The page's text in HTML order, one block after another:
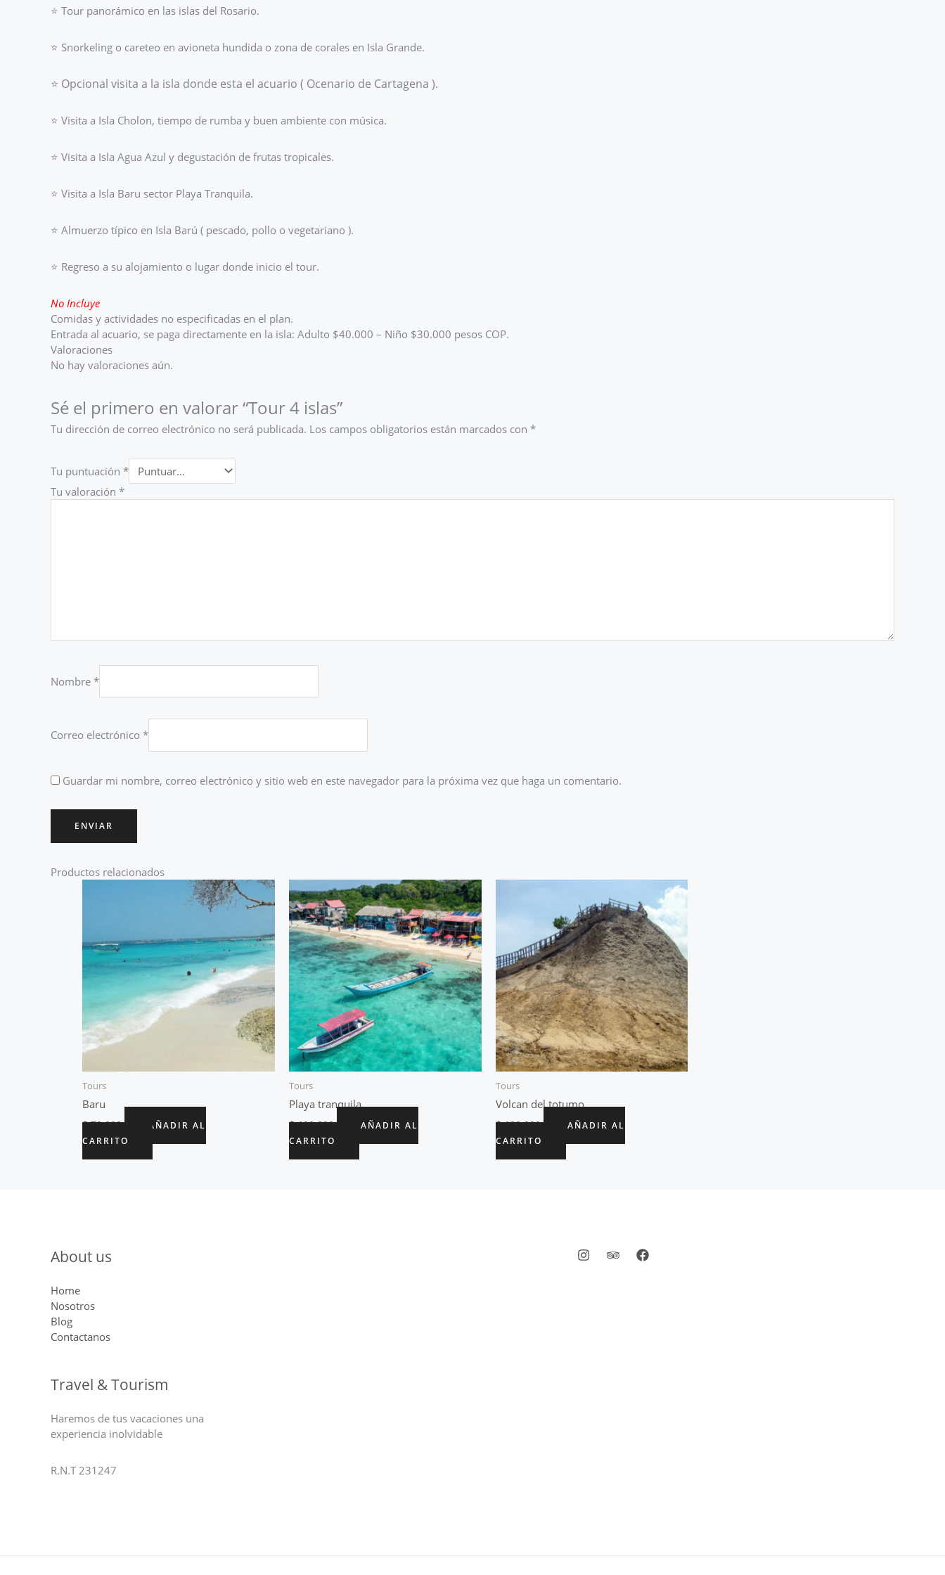
⭐ Tour panorámico en las islas del Rosario.
⭐ Snorkeling o careteo en avioneta hundida o zona de corales en Isla Grande.
⭐ Opcional visita a la isla donde esta el acuario ( Ocenario de Cartagena ).
⭐ Visita a Isla Cholon, tiempo de rumba y buen ambiente con música.
⭐ Visita a Isla Agua Azul y degustación de frutas tropicales.
⭐ Visita a Isla Baru sector Playa Tranquila.
⭐ Almuerzo típico en Isla Barú ( pescado, pollo o vegetariano ).
⭐ Regreso a su alojamiento o lugar donde inicio el tour.
No Incluye
Comidas y actividades no especificadas en el plan.
Entrada al acuario, se paga directamente en la isla: Adulto $40.000 – Niño $30.000 pesos COP.
Valoraciones
No hay valoraciones aún.
Sé el primero en valorar “Tour 4 islas”
Tu dirección de correo electrónico no será publicada. Los campos obligatorios están marcados con *
Tu puntuación *
Tu valoración *
Nombre *
Correo electrónico *
Guardar mi nombre, correo electrónico y sitio web en este navegador para la próxima vez que haga un comentario.
Productos relacionados
Tours
Baru
$70.000
AÑADIR AL
CARRITO
Tours
Playa tranquila
$100.000
AÑADIR AL
CARRITO
Tours
Volcan del totumo
$120.000
AÑADIR AL
CARRITO
About us
Home
Nosotros
Blog
Contactanos
Travel & Tourism
Haremos de tus vacaciones una
experiencia inolvidable
R.N.T 231247